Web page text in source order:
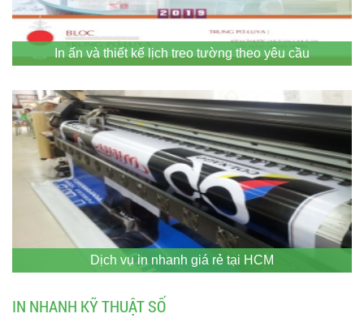
In ấn và thiết kế lịch treo tường theo yêu cầu
Dịch vụ in nhanh giá rẻ tại HCM
IN NHANH KỸ THUẬT SỐ